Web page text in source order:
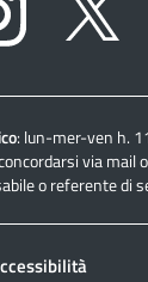
: lun-mer-ven h.
via mail
o referente di